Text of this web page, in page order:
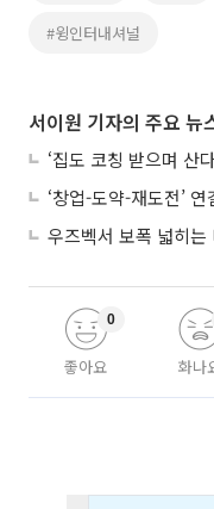
#윙인터내셔널
서이원 기자의 주요 뉴
좋아요
0
화나